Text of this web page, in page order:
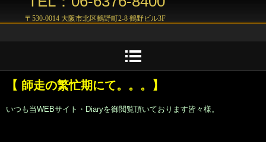
〒530-0014 大阪市北区鶴野町2-8 鶴野ビル3F
【 師走の繁忙期にて。。。】
いつも当WEBサイト・Diaryを御閲覧頂いております皆々様。